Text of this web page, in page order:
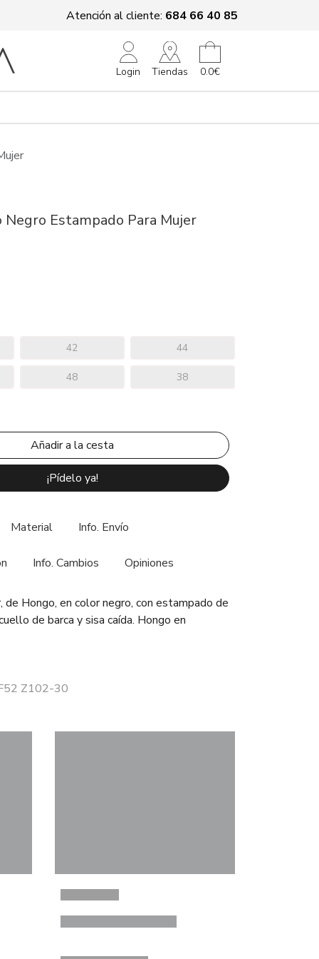
Atención al cliente: 684 66 40 85
Login Tiendas 0.0€
Negro Estampado Para Mujer
42 44
48 38
¡Pídelo ya!
Material Info. Envío
Info. Cambios Opiniones
de Hongo, en color negro, con estampado de
de barca y sisa caída. Hongo en
Z102-30